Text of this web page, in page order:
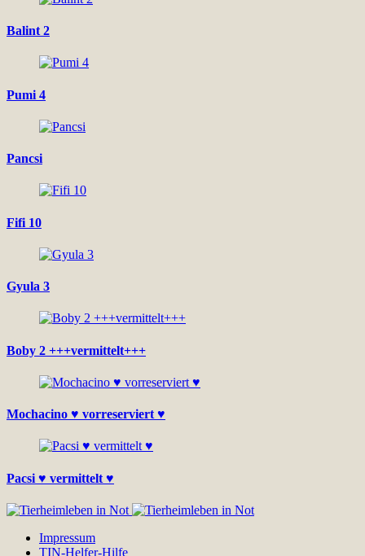
Balint 2
Pumi 4
Pancsi
Fifi 10
Gyula 3
Boby 2 +++vermittelt+++
Mochacino ♥ vorreserviert ♥
Pacsi ♥ vermittelt ♥
Impressum
TIN-Helfer-Hilfe